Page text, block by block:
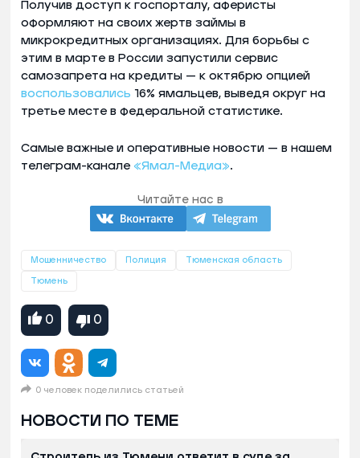
Получив доступ к госпорталу, аферисты
оформляют на своих жертв займы в
микрокредитных организациях. Для борьбы с
этим в марте в России запустили сервис
самозапрета на кредиты — к октябрю опцией
воспользовались 16% ямальцев, выведя округ на
третье месте в федеральной статистике.
Самые важные и оперативные новости — в нашем
телеграм-канале «Ямал-Медиа».
Читайте нас в
Мошенничество Полиция Тюменская область
Тюмень
0 0
0 человек поделились статьей
НОВОСТИ ПО ТЕМЕ